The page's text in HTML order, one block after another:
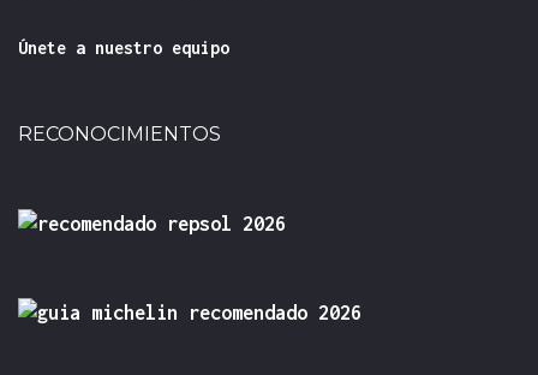
Únete a nuestro equipo
RECONOCIMIENTOS